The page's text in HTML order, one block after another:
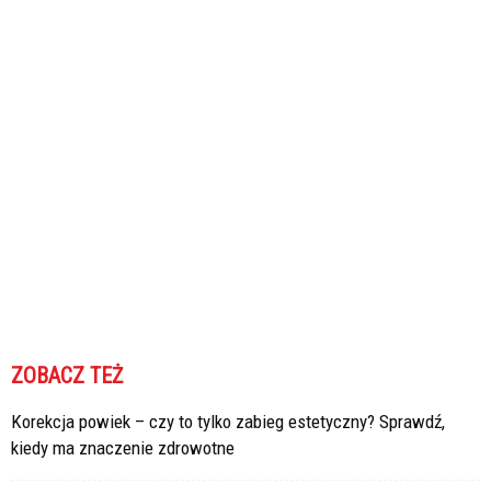
ZOBACZ TEŻ
Korekcja powiek – czy to tylko zabieg estetyczny? Sprawdź,
kiedy ma znaczenie zdrowotne